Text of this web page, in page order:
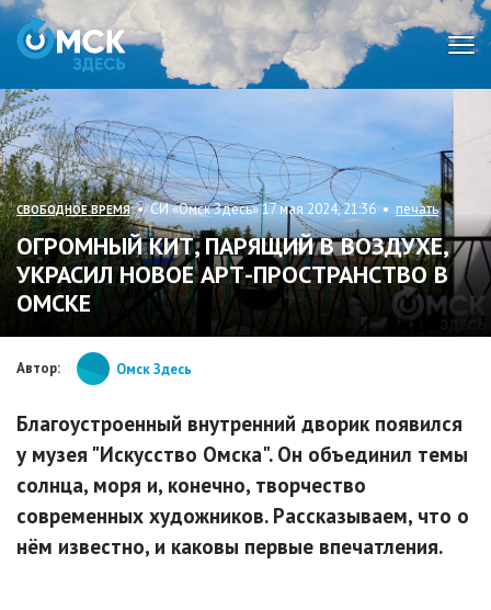
СВОБОДНОЕ ВРЕМЯ• СИ «Омск Здесь» 17 мая 2024, 21:36 • печать
ОГРОМНЫЙ КИТ, ПАРЯЩИЙ В ВОЗДУХЕ,
УКРАСИЛ НОВОЕ АРТ-ПРОСТРАНСТВО В
ОМСКЕ
Автор: Омск Здесь
Благоустроенный внутренний дворик появился
у музея "Искусство Омска". Он объединил темы
солнца, моря и, конечно, творчество
современных художников. Рассказываем, что о
нём известно, и каковы первые впечатления.